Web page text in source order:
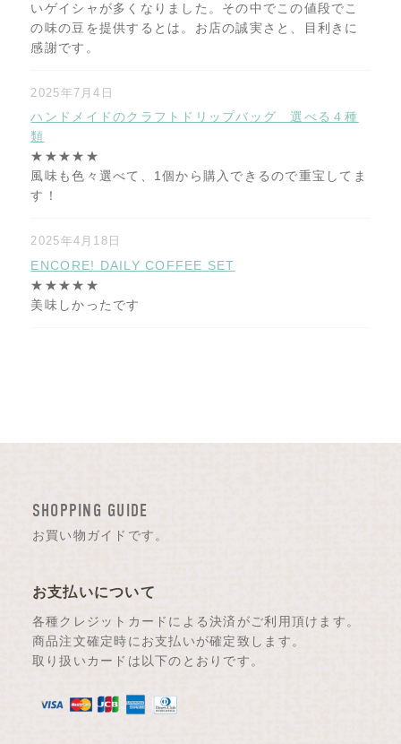
いゲイシャが多くなりました。その中でこの値段でこ
の味の豆を提供するとは。お店の誠実さと、目利きに
感謝です。
2025年7月4日
ハンドメイドのクラフトドリップバッグ 選べる４種
類
★★★★★
風味も色々選べて、1個から購入できるので重宝してま
す！
2025年4月18日
ENCORE! DAILY COFFEE SET
★★★★★
美味しかったです
SHOPPING GUIDE
お買い物ガイドです。
お支払いについて
各種クレジットカードによる決済がご利用頂けます。
商品注文確定時にお支払いが確定致します。
取り扱いカードは以下のとおりです。